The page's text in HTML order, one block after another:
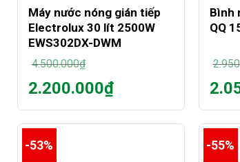
Máy nước nóng gián tiếp
Electrolux 30 lít 2500W
EWS302DX-DWM
4.500.000₫
Giá
gốc
là:
2.200.000₫
tại
là:
2.200.000₫.
Bình
QQ
Giá
gốc
là:
tại
là:
-53% -55%